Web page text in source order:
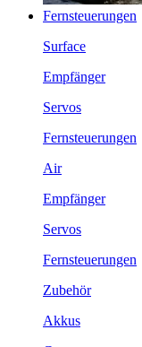
Fernsteuerungen
Surface
Empfänger
Servos
Fernsteuerungen
Air
Empfänger
Servos
Fernsteuerungen
Zubehör
Akkus